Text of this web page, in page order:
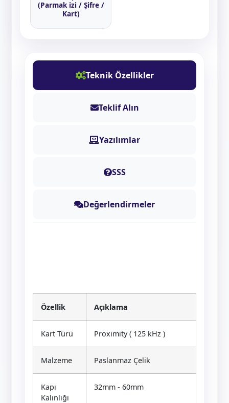
Teknik Özellikler
Teklif Alın
Yazılımlar
SSS
Değerlendirmeler
Özellik Açıklama
Kart Türü Proximity ( 125 kHz )
Malzeme Paslanmaz Çelik
Kapı
Kalınlığı
32mm - 60mm
(Parmak izi / Şifre /
Kart)